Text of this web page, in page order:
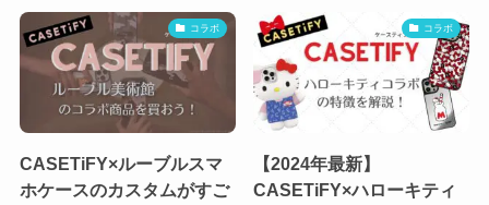
コラボ
CASETiFY×ルーブルスマ
ホケースのカスタムがすご
コラボ
【2024年最新】
CASETiFY×ハローキティ